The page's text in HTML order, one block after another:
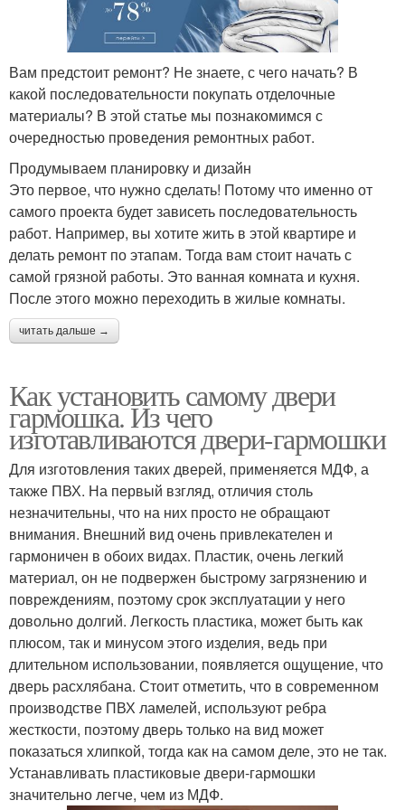
Вам предстоит ремонт? Не знаете, с чего начать? В
какой последовательности покупать отделочные
материалы? В этой статье мы познакомимся с
очередностью проведения ремонтных работ.
Продумываем планировку и дизайн
Это первое, что нужно сделать! Потому что именно от
самого проекта будет зависеть последовательность
работ. Например, вы хотите жить в этой квартире и
делать ремонт по этапам. Тогда вам стоит начать с
самой грязной работы. Это ванная комната и кухня.
После этого можно переходить в жилые комнаты.
читать дальше →
Как установить самому двери
гармошка. Из чего
изготавливаются двери-гармошки
Для изготовления таких дверей, применяется МДФ, а
также ПВХ. На первый взгляд, отличия столь
незначительны, что на них просто не обращают
внимания. Внешний вид очень привлекателен и
гармоничен в обоих видах. Пластик, очень легкий
материал, он не подвержен быстрому загрязнению и
повреждениям, поэтому срок эксплуатации у него
довольно долгий. Легкость пластика, может быть как
плюсом, так и минусом этого изделия, ведь при
длительном использовании, появляется ощущение, что
дверь расхлябана. Стоит отметить, что в современном
производстве ПВХ ламелей, используют ребра
жесткости, поэтому дверь только на вид может
показаться хлипкой, тогда как на самом деле, это не так.
Устанавливать пластиковые двери-гармошки
значительно легче, чем из МДФ.